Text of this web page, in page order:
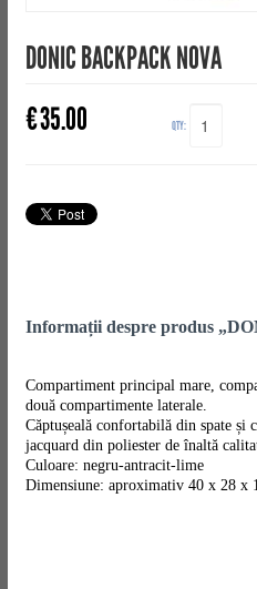
DONIC BACKPACK NOVA
€35.00 QTY:
Informații despre produs
Compartiment principal mare,
două compartimente laterale.
Căptușeală confortabilă din spate și
jacquard din poliester de înaltă
Culoare: negru-antracit-lime
Dimensiune: aproximativ 40 x 28 x